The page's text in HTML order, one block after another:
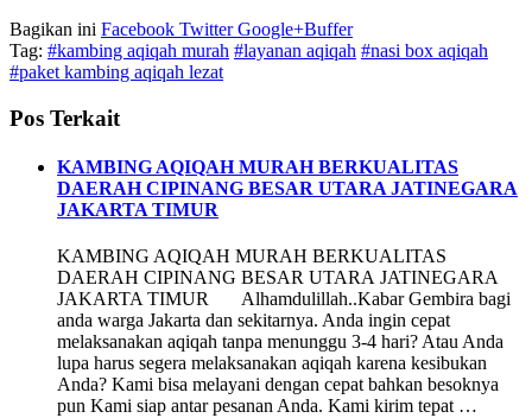
Bagikan ini Facebook TwitterGoogle+Buffer
Tag: #kambing aqiqah murah #layanan aqiqah #nasi box aqiqah
#paket kambing aqiqah lezat
Pos Terkait
KAMBING AQIQAH MURAH BERKUALITAS
DAERAH CIPINANG BESAR UTARA JATINEGARA
JAKARTA TIMUR
KAMBING AQIQAH MURAH BERKUALITAS
DAERAH CIPINANG BESAR UTARA JATINEGARA
JAKARTA TIMUR Alhamdulillah..Kabar Gembira bagi
anda warga Jakarta dan sekitarnya. Anda ingin cepat
melaksanakan aqiqah tanpa menunggu 3-4 hari? Atau Anda
lupa harus segera melaksanakan aqiqah karena kesibukan
Anda? Kami bisa melayani dengan cepat bahkan besoknya
pun Kami siap antar pesanan Anda. Kami kirim tepat …